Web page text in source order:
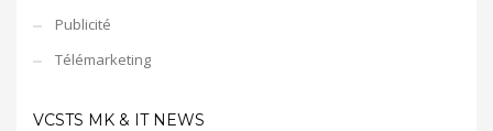
Publicité
Télémarketing
VCSTS MK & IT NEWS